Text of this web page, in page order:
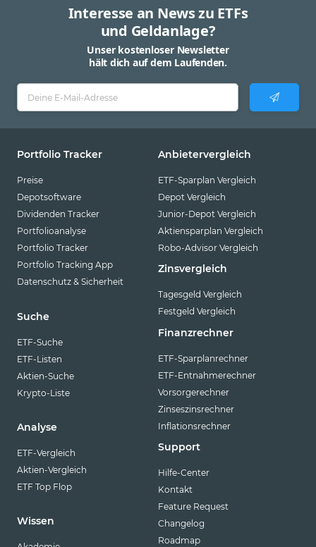
Interesse an News zu ETFs
und Geldanlage?
Unser kostenloser Newsletter
hält dich auf dem Laufenden.
Portfolio Tracker
Preise
Depotsoftware
Dividenden Tracker
Portfolioanalyse
Portfolio Tracker
Portfolio Tracking App
Datenschutz & Sicherheit
Suche
ETF-Suche
ETF-Listen
Aktien-Suche
Krypto-Liste
Analyse
ETF-Vergleich
Aktien-Vergleich
ETF Top Flop
Wissen
Anbietervergleich
ETF-Sparplan Vergleich
Depot Vergleich
Junior-Depot Vergleich
Aktiensparplan Vergleich
Robo-Advisor Vergleich
Zinsvergleich
Tagesgeld Vergleich
Festgeld Vergleich
Finanzrechner
ETF-Sparplanrechner
ETF-Entnahmerechner
Vorsorgerechner
Zinseszinsrechner
Inflationsrechner
Support
Hilfe-Center
Kontakt
Feature Request
Changelog
Roadmap